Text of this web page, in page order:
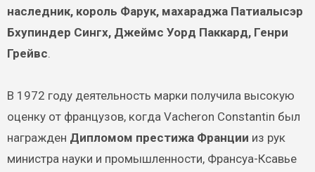
наследник, король Фарук, махараджа Патиалысэр
Бхупиндер Сингх, Джеймс Уорд Паккард, Генри
Грейвс.
В 1972 году деятельность марки получила высокую
оценку от французов, когда Vacheron Constantin был
награжден Дипломом престижа Франции из рук
министра науки и промышленности, Франсуа-Ксавье